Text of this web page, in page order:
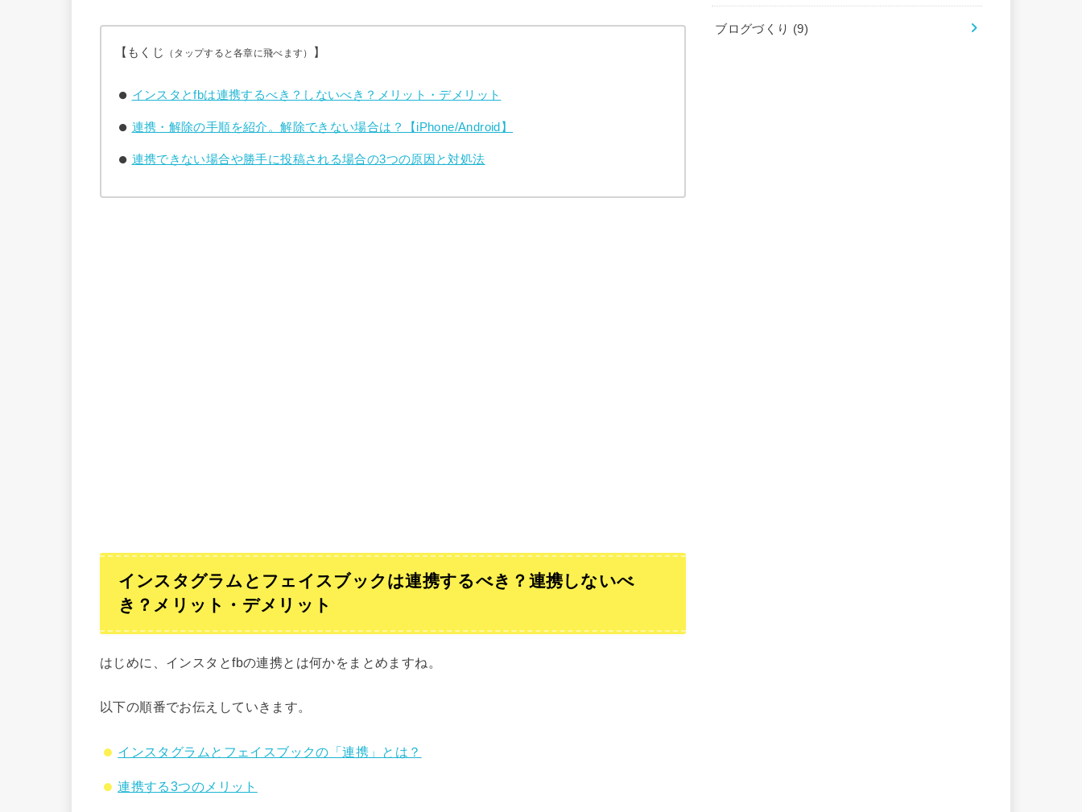
【もくじ （タップすると各章に飛べます） 】
インスタとfbは連携するべき？しないべき？メリット・デメリット
連携・解除の手順を紹介。解除できない場合は？【iPhone/Android】
連携できない場合や勝手に投稿される場合の3つの原因と対処法
インスタグラムとフェイスブックは連携するべき？連携しないべ
き？メリット・デメリット
はじめに、インスタとfbの連携とは何かをまとめますね。
以下の順番でお伝えしていきます。
インスタグラムとフェイスブックの「連携」とは？
連携する3つのメリット
ブログづくり (9)